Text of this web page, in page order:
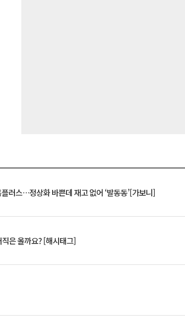
러스…정상화 바쁜데 재고 없어 ‘발동동’[가보니]
은 올까요? [해시태그]